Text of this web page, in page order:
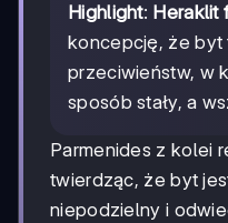
Highlight: Heraklit
koncepcję, że byt
przeciwieństw, w
sposób stały, a
Parmenides z kolei
twierdząc, że byt
niepodzielny i